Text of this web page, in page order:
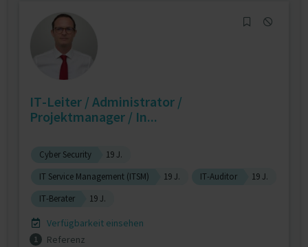
IT-Leiter / Administrator /
Projektmanager / In...
Cyber Security
19 J.
IT Service Management (ITSM)
19 J. IT-Auditor
19 J.
IT-Berater
19 J.
Verfügbarkeit einsehen
1
Referenz